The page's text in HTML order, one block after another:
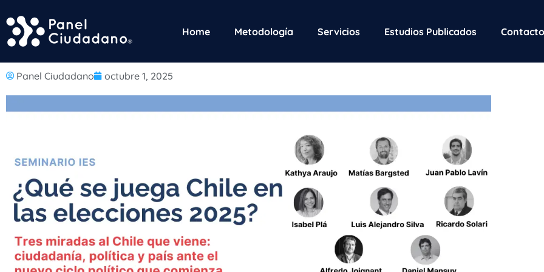
Home Metodología Servicios Estudios Publicados Contacto
Panel Ciudadano octubre 1, 2025